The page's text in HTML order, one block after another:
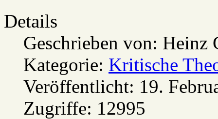
Details
Geschrieben von: Heinz
Kategorie: Kritische
Veröffentlicht: 19.
Zugriffe: 12995